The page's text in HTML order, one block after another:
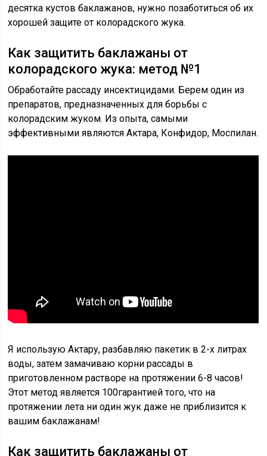
десятка кустов баклажанов, нужно позаботиться об их
хорошей защите от колорадского жука.
Как защитить баклажаны от
колорадского жука: метод №1
Обработайте рассаду инсектицидами. Берем один из
препаратов, предназначенных для борьбы с
колорадским жуком. Из опыта, самыми
эффективными являются Актара, Конфидор, Моспилан.
Я использую Актару, разбавляю пакетик в 2-х литрах
воды, затем замачиваю корни рассады в
приготовленном растворе на протяжении 6-8 часов!
Этот метод является 100гарантией того, что на
протяжении лета ни один жук даже не приблизится к
вашим баклажанам!
Как защитить баклажаны от